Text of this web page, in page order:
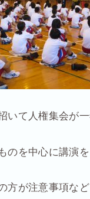
いて人権集会が
を中心に講演を
方が注意事項な